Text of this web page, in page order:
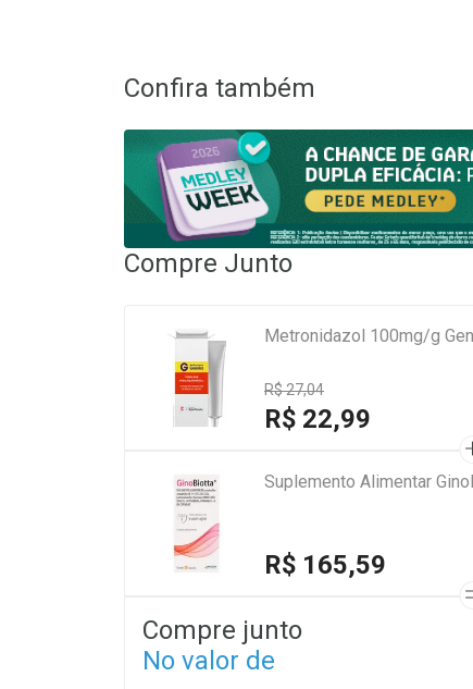
Confira também
Compre Junto
Metronidazol 100mg/g
R$ 27,04
R$ 22,99
Suplemento Alimentar
R$ 165,59
Compre junto
No valor de